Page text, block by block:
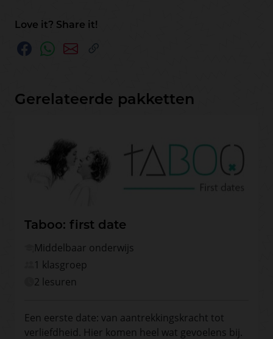
Love it? Share it!
Gerelateerde pakketten
Taboo: first date
Middelbaar onderwijs
1 klasgroep
2 lesuren
Een eerste date: van aantrekkingskracht tot
verliefdheid. Hier komen heel wat gevoelens bij.